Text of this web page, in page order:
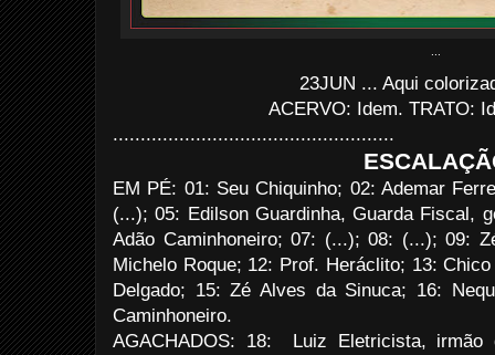
23JUN ... Aqui
ACERVO: Idem. TRATO:
...................................................
EM PÉ: 01: Seu Chiquinho; 02: Ademar
(...); 05: Edilson Guardinha, Guarda Fiscal,
Adão Caminhoneiro; 07: (...); 08: (...); 09:
Michelo Roque; 12: Prof. Heráclito; 13:
Delgado; 15: Zé Alves da Sinuca; 16:
Caminhoneiro.
AGACHADOS: 18: Luiz Eletricista, irmão